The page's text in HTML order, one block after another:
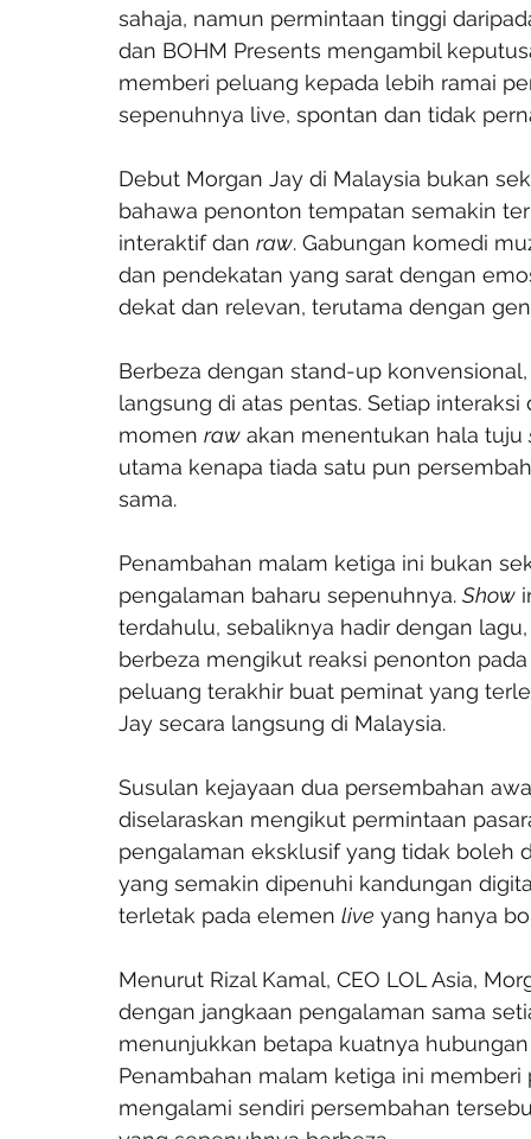
sahaja, namun permintaan tinggi
dan BOHM Presents mengambil
memberi peluang kepada lebih ramai
sepenuhnya live, spontan dan tidak
Debut Morgan Jay di Malaysia bukan
bahawa penonton tempatan semakin
interaktif dan raw. Gabungan komedi
dan pendekatan yang sarat dengan
dekat dan relevan, terutama dengan
Berbeza dengan stand-up
langsung di atas pentas. Setiap
momen raw akan menentukan hala tuju
utama kenapa tiada satu pun
sama.
Penambahan malam ketiga ini bukan
pengalaman baharu sepenuhnya. Show
terdahulu, sebaliknya hadir dengan
berbeza mengikut reaksi penonton
peluang terakhir buat peminat yang
Jay secara langsung di Malaysia.
Susulan kejayaan dua persembahan
diselaraskan mengikut permintaan
pengalaman eksklusif yang tidak boleh
yang semakin dipenuhi kandungan
terletak pada elemen live yang hanya
Menurut Rizal Kamal, CEO LOL Asia,
dengan jangkaan pengalaman sama
menunjukkan betapa kuatnya
Penambahan malam ketiga ini
mengalami sendiri persembahan